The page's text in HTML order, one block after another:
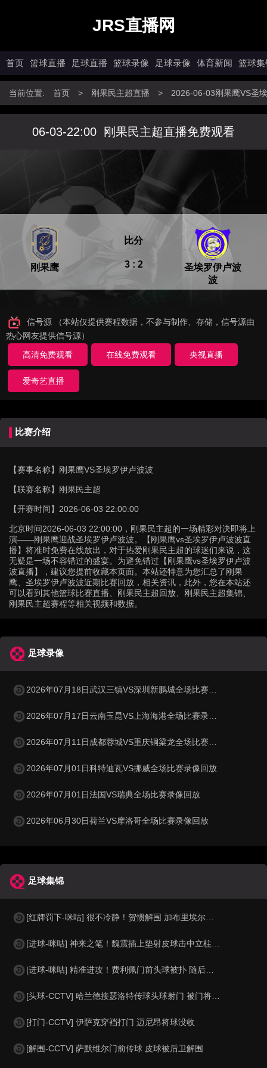
JRS直播网
首页 篮球直播 足球直播 篮球录像 足球录像 体育新闻 篮球集
当前位置: 首页 > 刚果民主超直播 > 2026-06-03刚果鹰VS圣
06-03-22:00 刚果民主超直播免费观看
刚果鹰 3 : 2
比分
圣埃罗伊卢波
波
信号源 （本站仅提供赛程数据，不参与制作、存储，信号源由
热心网友提供信号源）
高清免费观看
在线免费观看 央视直播
爱奇艺直播
比赛介绍
【赛事名称】 刚果鹰VS圣埃罗伊卢波波
【联赛名称】 刚果民主超
【开赛时间】 2026-06-03 22:00:00
北京时间2026-06-03 22:00:00，刚果民主超的一场精彩对决即将上
演——刚果鹰迎战圣埃罗伊卢波波。【刚果鹰vs圣埃罗伊卢波波直
播】将准时免费在线放出，对于热爱刚果民主超的球迷们来说，这
无疑是一场不容错过的盛宴。为避免错过【刚果鹰vs圣埃罗伊卢波
波直播】，建议您提前收藏本页面。本站还特意为您汇总了刚果
鹰、圣埃罗伊卢波波近期比赛回放，相关资讯，此外，您在本站还
可以看到其他篮球比赛直播、刚果民主超回放、刚果民主超集锦、
刚果民主超赛程等相关视频和数据。
足球录像
2026年07月18日武汉三镇VS深圳新鹏城全场比赛录像回放
2026年07月17日云南玉昆VS上海海港全场比赛录像回放
2026年07月11日成都蓉城VS重庆铜梁龙全场比赛录像回放
2026年07月01日科特迪瓦VS挪威全场比赛录像回放
2026年07月01日法国VS瑞典全场比赛录像回放
2026年06月30日荷兰VS摩洛哥全场比赛录像回放
足球集锦
[红牌罚下-咪咕] 很不冷静！贺惯解围 加布里埃尔亮鞋钉染红
[进球-咪咕] 神来之笔！魏震插上垫射皮球击中立柱弹入网窝
[进球-咪咕] 精准进攻！费利佩门前头球被扑 随后补射破门
[头球-CCTV] 哈兰德接瑟洛特传球头球射门 被门将没收
[打门-CCTV] 伊萨克穿裆打门 迈尼昂将球没收
[解围-CCTV] 萨默维尔门前传球 皮球被后卫解围